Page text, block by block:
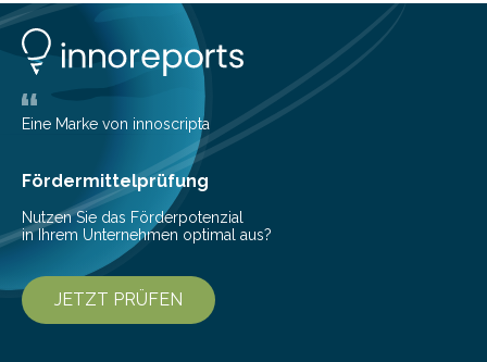
Forschungsarbeit, politischen Grußworten und der
feierlichen Preisverleihung des Ideenwettbewerbs
HAL2025 wurde das Jubiläum zu einem Zeichen für
Deutschlands digitale Souveränität von übermorgen.
Mit einer festlichen Veranstaltung beging die
Cyberagentur ihren 5. Geburtstag. Zahlreiche Gäste…
Eine Marke von innoscripta
Fördermittelprüfung
Nutzen Sie das Förderpotenzial
in Ihrem Unternehmen optimal aus?
JETZT PRÜFEN